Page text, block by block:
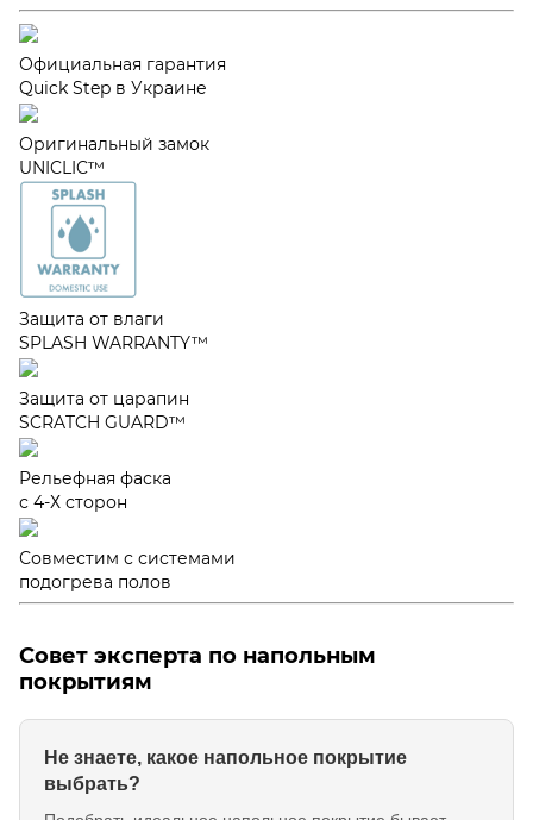
Официальная гарантия
Quick Step в Украине
Оригинальный замок
UNICLIC™
Защита от влаги
SPLASH WARRANTY™
Защита от царапин
SCRATCH GUARD™
Рельефная фаска
с 4-Х сторон
Совместим с системами
подогрева полов
Совет эксперта по напольным
покрытиям
Не знаете, какое напольное покрытие
выбрать?